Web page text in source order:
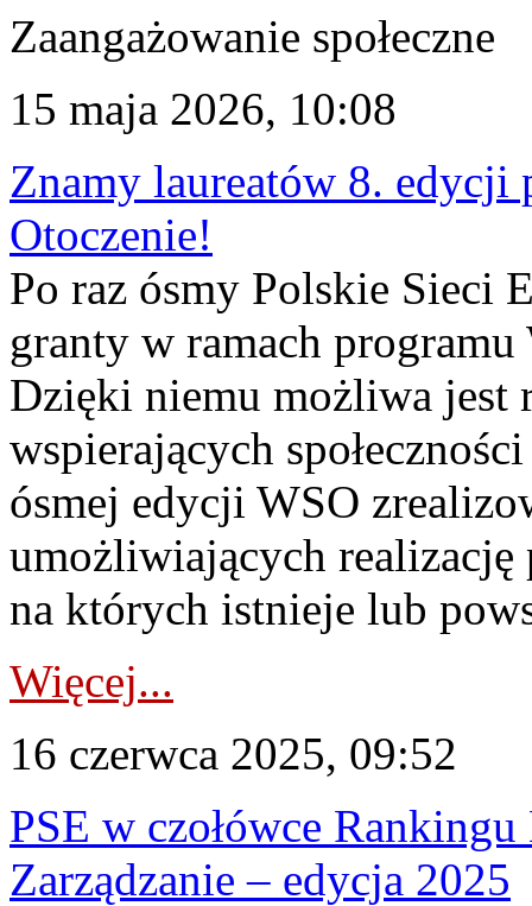
Zaangażowanie społeczne
15 maja 2026, 10:08
Znamy laureatów 8.
Otoczenie!
Po raz ósmy Polskie Sieci
granty w ramach
Dzięki niemu możliwa jest
wspierających
ósmej edycji WSO
umożliwiających realizację
na których istnieje lub
Więcej...
16 czerwca 2025, 09:52
PSE w czołówce
Zarządzanie – edycja 2025